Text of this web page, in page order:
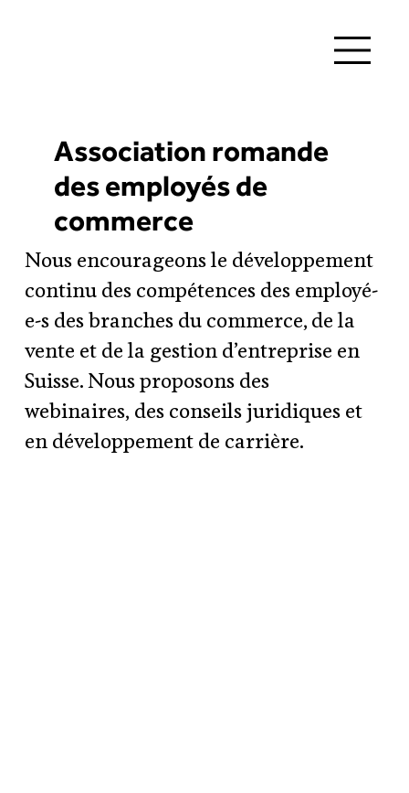
Association romande
des employés de
commerce
Nous encourageons le développement
continu des compétences des employé-
e-s des branches du commerce, de la
vente et de la gestion d’entreprise en
Suisse. Nous proposons des
webinaires, des conseils juridiques et
en développement de carrière.